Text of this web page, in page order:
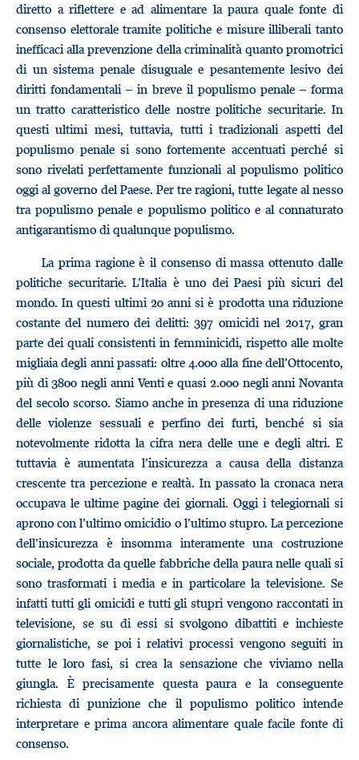
diretto a riflettere e ad alimentare la paura quale fonte di
consenso elettorale tramite politiche e misure illiberali tanto
inefficaci alla prevenzione della criminalità quanto promotrici
di un sistema penale disuguale e pesantemente lesivo dei
diritti fondamentali – in breve il populismo penale – forma
un tratto caratteristico delle nostre politiche securitarie. In
questi ultimi mesi, tuttavia, tutti i tradizionali aspetti del
populismo penale si sono fortemente accentuati perché si
sono rivelati perfettamente funzionali al populismo politico
oggi al governo del Paese. Per tre ragioni, tutte legate al nesso
tra populismo penale e populismo politico e al connaturato
antigarantismo di qualunque populismo.
La prima ragione è il consenso di massa ottenuto dalle
politiche securitarie. L’Italia è uno dei Paesi più sicuri del
mondo. In questi ultimi 20 anni si è prodotta una riduzione
costante del numero dei delitti: 397 omicidi nel 2017, gran
parte dei quali consistenti in femminicidi, rispetto alle molte
migliaia degli anni passati: oltre 4.000 alla fine dell’Ottocento,
più di 3800 negli anni Venti e quasi 2.000 negli anni Novanta
del secolo scorso. Siamo anche in presenza di una riduzione
delle violenze sessuali e perfino dei furti, benché si sia
notevolmente ridotta la cifra nera delle une e degli altri. E
tuttavia è aumentata l’insicurezza a causa della distanza
crescente tra percezione e realtà. In passato la cronaca nera
occupava le ultime pagine dei giornali. Oggi i telegiornali si
aprono con l’ultimo omicidio o l’ultimo stupro. La percezione
dell’insicurezza è insomma interamente una costruzione
sociale, prodotta da quelle fabbriche della paura nelle quali si
sono trasformati i media e in particolare la televisione. Se
infatti tutti gli omicidi e tutti gli stupri vengono raccontati in
televisione, se su di essi si svolgono dibattiti e inchieste
giornalistiche, se poi i relativi processi vengono seguiti in
tutte le loro fasi, si crea la sensazione che viviamo nella
giungla. È precisamente questa paura e la conseguente
richiesta di punizione che il populismo politico intende
interpretare e prima ancora alimentare quale facile fonte di
consenso.